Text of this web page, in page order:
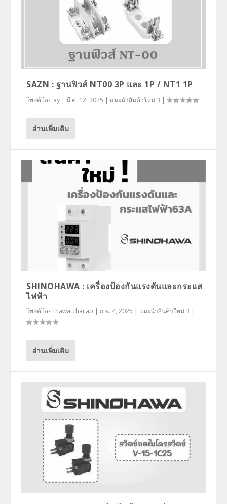
SAZN : ฐานฟิวส์ NT00 3P และ 1P / NT1 1P
โพสต์โดย ay |มี.ค. 12, 2025 | แนะนำสินค้าใหม่ 3 |
อ่านเพิ่มเติม
SHINOHAWA : เครื่องป้องกันแรงดันและกระแส
ไฟฟ้า
โพสต์โดยthawatchai ap | ก.พ. 4, 2025 | แนะนำสินค้าใหม่ 3 |
อ่านเพิ่มเติม